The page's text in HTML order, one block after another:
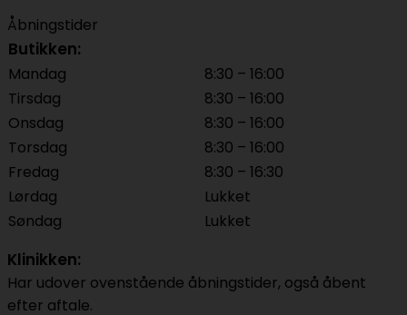
Åbningstider
Butikken:
Mandag
8:30 – 16:00
Tirsdag
8:30 – 16:00
Onsdag
8:30 – 16:00
Torsdag
8:30 – 16:00
Fredag
8:30 – 16:30
Lørdag
Lukket
Søndag
Lukket
Klinikken:
Har udover ovenstående åbningstider, også åbent
efter aftale.